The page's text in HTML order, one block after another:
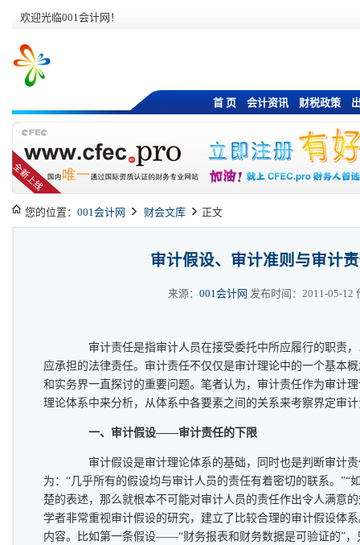
欢迎光临001会计网！
首 页 会计资讯 财税政策
您的位置： 001会计网 财会文库 正文
审计假设、审计准则与审计
来源： 001会计网 发布时间：2011-05-12
审计责任是指审计人员在接受委托中所应履行的职责，
应承担的法律责任。审计责任不仅仅是审计理论中的一个基本
和实务界一直探讨的重要问题。笔者认为，审计责任作为审计
理论体系中来分析，从体系中各要素之间的关系来考察界定审
一、审计假设——审计责任的下限
审计假设是审计理论体系的基础，同时也是判断审计责
为：“几乎所有的假设均与审计人员的责任有着密切的联系。”“
楚的表述，那么就根本不可能对审计人员的责任作出令人满意
学者非常重视审计假设的研究，建立了比较合理的审计假设体
内容。比如第一条假设——“财务报表和财务数据是可验证的”